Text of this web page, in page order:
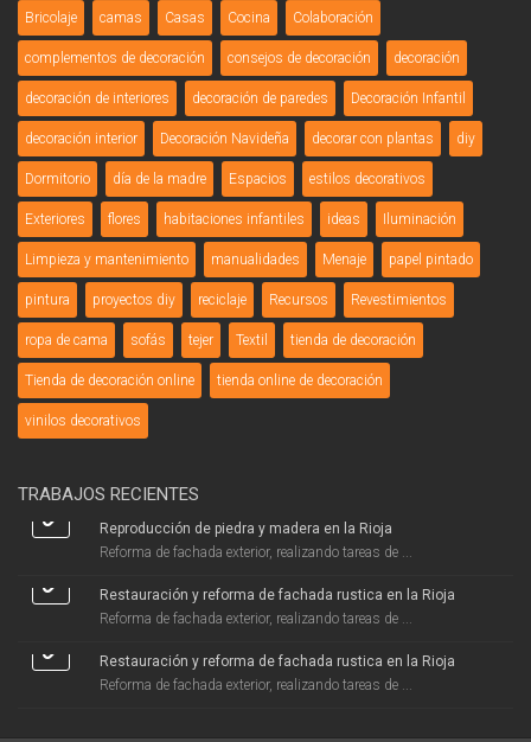
Bricolaje camas Casas Cocina Colaboración
complementos de decoración consejos de decoración decoración
decoración de interiores decoración de paredes Decoración Infantil
decoración interior Decoración Navideña decorar con plantas diy
Dormitorio día de la madre Espacios estilos decorativos
Exteriores flores habitaciones infantiles ideas Iluminación
Limpieza y mantenimiento manualidades Menaje papel pintado
pintura proyectos diy reciclaje Recursos Revestimientos
ropa de cama sofás tejer Textil tienda de decoración
Tienda de decoración online tienda online de decoración
vinilos decorativos
TRABAJOS RECIENTES
Reproducción de piedra y madera en la Rioja
Reforma de fachada exterior, realizando tareas de ...
Restauración y reforma de fachada rustica en la Rioja
Reforma de fachada exterior, realizando tareas de ...
Restauración y reforma de fachada rustica en la Rioja
Reforma de fachada exterior, realizando tareas de ...